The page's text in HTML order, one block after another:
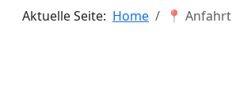
Aktuelle Seite: Home 📍 Anfahrt